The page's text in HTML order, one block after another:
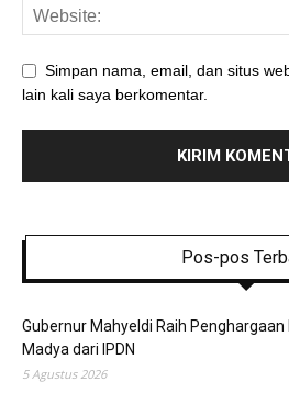
Simpan nama, email, dan situs
lain kali saya berkomentar.
Pos-pos
Gubernur Mahyeldi Raih
Madya dari IPDN
5 Agustus 2026